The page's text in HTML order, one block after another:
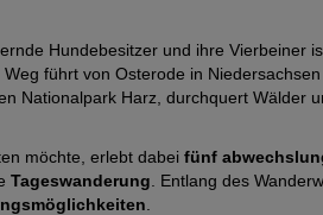
Hundebesitzer und ihre Vierbeiner
führt von Osterode in
Nationalpark Harz, durchquert Wälder
möchte, erlebt dabei fünf
Tageswanderung . Entlang des